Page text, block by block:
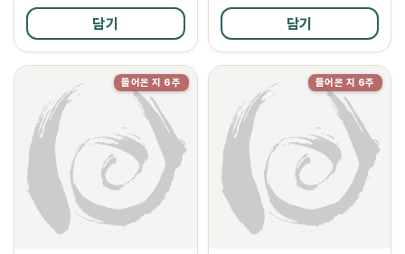
담기 담기
들어온 지 6주 들어온 지 6주